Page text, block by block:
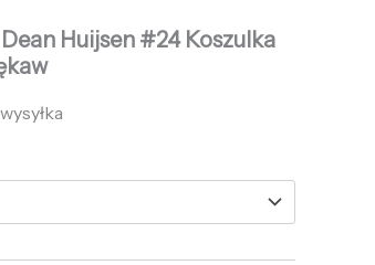
Huijsen #24 Koszulka